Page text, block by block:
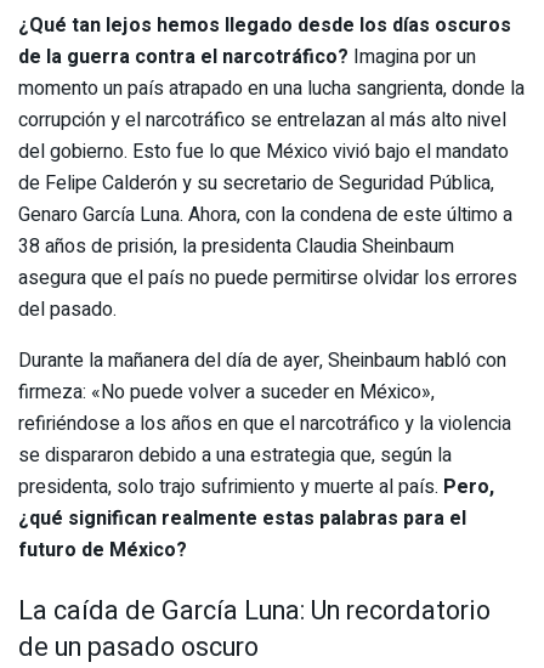
¿Qué tan lejos hemos llegado desde los días oscuros
de la guerra contra el narcotráfico? Imagina por un
momento un país atrapado en una lucha sangrienta, donde la
corrupción y el narcotráfico se entrelazan al más alto nivel
del gobierno. Esto fue lo que México vivió bajo el mandato
de Felipe Calderón y su secretario de Seguridad Pública,
Genaro García Luna. Ahora, con la condena de este último a
38 años de prisión, la presidenta Claudia Sheinbaum
asegura que el país no puede permitirse olvidar los errores
del pasado.
Durante la mañanera del día de ayer, Sheinbaum habló con
firmeza: «No puede volver a suceder en México»,
refiriéndose a los años en que el narcotráfico y la violencia
se dispararon debido a una estrategia que, según la
presidenta, solo trajo sufrimiento y muerte al país. Pero,
¿qué significan realmente estas palabras para el
futuro de México?
La caída de García Luna: Un recordatorio
de un pasado oscuro